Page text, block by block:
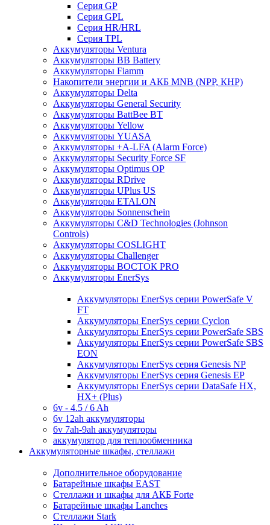
Cерия GP
Серия GPL
Серия HR/HRL
Серия TPL
Аккумуляторы Ventura
Аккумуляторы BB Battery
Аккумуляторы Fiamm
Накопители энергии и АКБ MNB (NPP, КНР)
Аккумуляторы Delta
Аккумуляторы General Security
Аккумуляторы BattBee BT
Аккумуляторы Yellow
Аккумуляторы YUASA
Аккумуляторы +A-LFA (Alarm Force)
Аккумуляторы Security Force SF
Аккумуляторы Optimus OP
Аккумуляторы RDrive
Аккумуляторы UPlus US
Аккумуляторы ETALON
Аккумуляторы Sonnenschein
Аккумуляторы С&D Technologies (Johnson
Controls)
Аккумуляторы COSLIGHT
Аккумуляторы Challenger
Аккумуляторы ВОСТОК PRO
Аккумуляторы EnerSys
Аккумуляторы EnerSys серии PowerSafe V
FT
Аккумуляторы EnerSys серии Cyclon
Аккумуляторы EnerSys серии PowerSafe SBS
Аккумуляторы EnerSys серии PowerSafe SBS
EON
Аккумуляторы EnerSys серия Genesis NP
Аккумуляторы EnerSys серия Genesis EP
Аккумуляторы EnerSys серии DataSafe HX,
HX+ (Plus)
6v - 4.5 / 6 Ah
6v 12ah аккумуляторы
6v 7ah-9ah аккумуляторы
аккумулятор для теплообменника
Аккумуляторные шкафы, стеллажи
Дополнительное оборудование
Батарейные шкафы EAST
Стеллажи и шкафы для АКБ Forte
Батарейные шкафы Lanches
Стеллажи Stark